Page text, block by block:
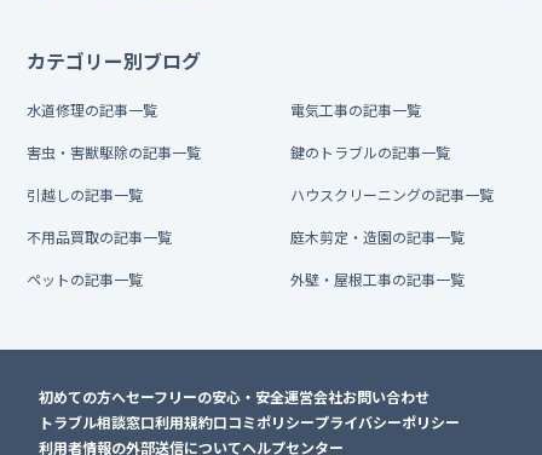
カテゴリー別ブログ
水道修理の記事一覧 電気工事の記事一覧
害虫・害獣駆除の記事一覧 鍵のトラブルの記事一覧
引越しの記事一覧 ハウスクリーニングの記事一覧
不用品買取の記事一覧 庭木剪定・造園の記事一覧
ペットの記事一覧 外壁・屋根工事の記事一覧
初めての方へセーフリーの安心・安全運営会社お問い合わせ
トラブル相談窓口利用規約口コミポリシープライバシーポリシー
利用者情報の外部送信についてヘルプセンター